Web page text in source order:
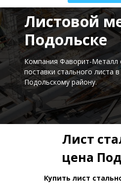
Листовой
Подольске
Компания Фаворит-Металл
поставки стального листа
Подольскому району.
Лист
цена
Купить лист